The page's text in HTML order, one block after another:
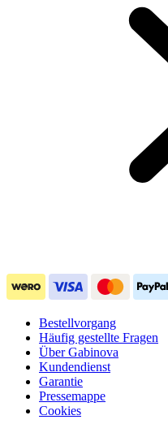
Bestellvorgang
Häufig gestellte Fragen
Über Gabinova
Kundendienst
Garantie
Pressemappe
Cookies